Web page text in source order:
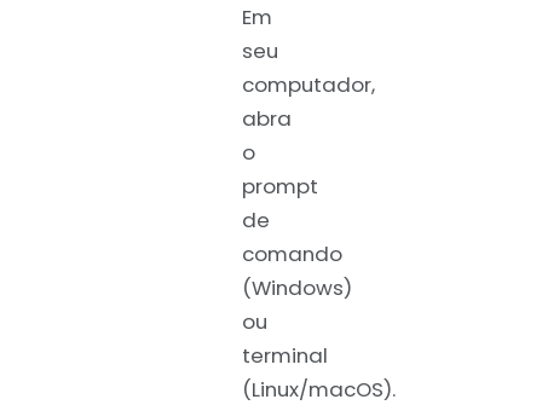
Em
seu
computador,
abra
o
prompt
de
comando
(Windows)
ou
terminal
(Linux/macOS).